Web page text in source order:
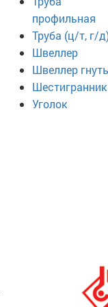
профильная
Труба (ц/т, г/
Швеллер
Швеллер
Шестигранник
Уголок